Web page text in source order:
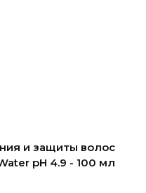
и защиты волос
pH 4.9 - 100 мл